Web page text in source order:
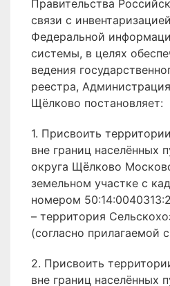
Правительства
связи с
Федеральной
системы, в целях
ведения
реестра,
Щёлково постановляет:
1. Присвоить
вне границ населённых
округа Щёлково
земельном участке с
номером
– территория
(согласно прилагаемой
2. Присвоить
вне границ населённых